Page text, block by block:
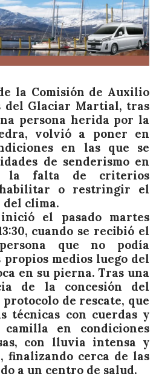
la Comisión de Auxilio
del Glaciar Martial, tras
persona herida por la
volvió a poner en
en las que se
de senderismo en
la falta de criterios
o restringir el
del clima.
el pasado martes
cuando se recibió el
que no podía
medios luego del
en su pierna. Tras una
de la concesión del
de rescate, que
técnicas con cuerdas y
en condiciones
con lluvia intensa y
finalizando cerca de las
a un centro de salud.